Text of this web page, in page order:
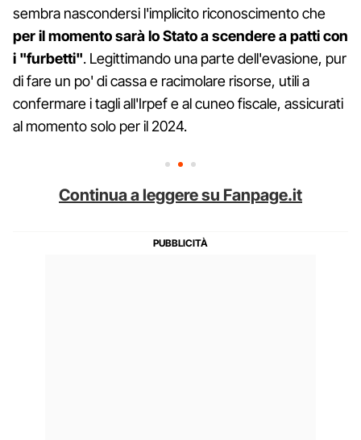
sembra nascondersi l'implicito riconoscimento che
per il momento sarà lo Stato a scendere a patti con
i "furbetti". Legittimando una parte dell'evasione, pur
di fare un po' di cassa e racimolare risorse, utili a
confermare i tagli all'Irpef e al cuneo fiscale, assicurati
al momento solo per il 2024.
Continua a leggere su Fanpage.it